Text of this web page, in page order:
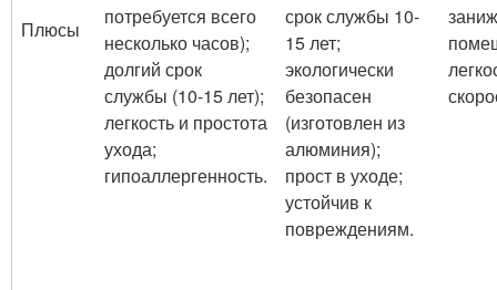
Плюсы
потребуется всего
несколько часов);
долгий срок
службы (10-15 лет);
легкость и простота
ухода;
гипоаллергенность.
срок службы 10-
15 лет;
экологически
безопасен
(изготовлен из
алюминия);
прост в уходе;
устойчив к
повреждениям.